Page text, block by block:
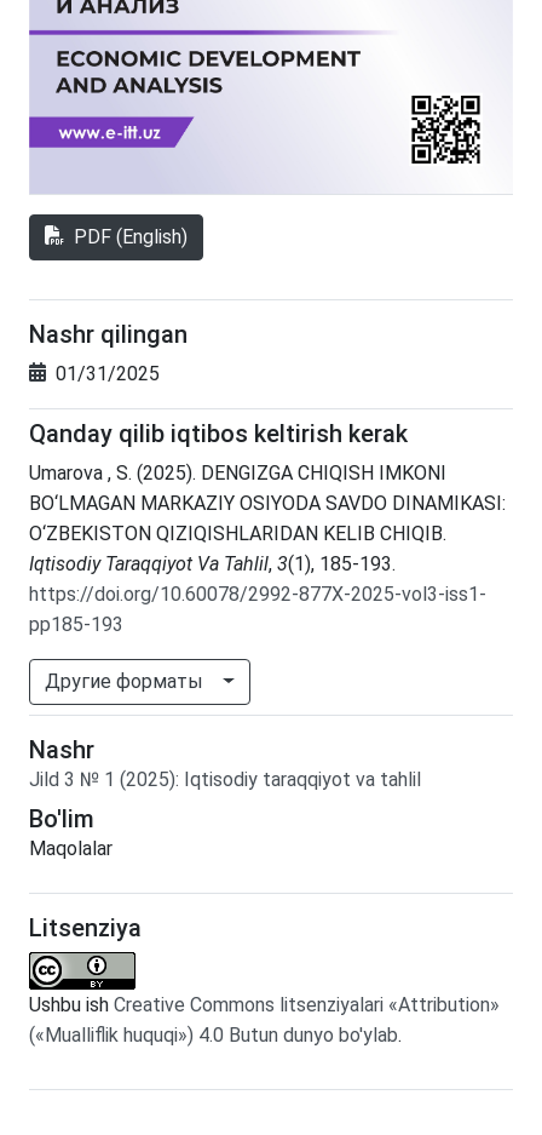
PDF (English)
Nashr qilingan
01/31/2025
Qanday qilib iqtibos keltirish kerak
Umarova , S. (2025). DENGIZGA CHIQISH IMKONI
BO‘LMAGAN MARKAZIY OSIYODA SAVDO DINAMIKASI:
O‘ZBEKISTON QIZIQISHLARIDAN KELIB CHIQIB.
Iqtisodiy Taraqqiyot Va Tahlil, 3(1), 185-193.
https://doi.org/10.60078/2992-877X-2025-vol3-iss1-
pp185-193
Другие форматы
Nashr
Jild 3 № 1 (2025): Iqtisodiy taraqqiyot va tahlil
Bo'lim
Maqolalar
Litsenziya
Ushbu ish Creative Commons litsenziyalari «Attribution»
(«Mualliflik huquqi») 4.0 Butun dunyo bo'ylab.